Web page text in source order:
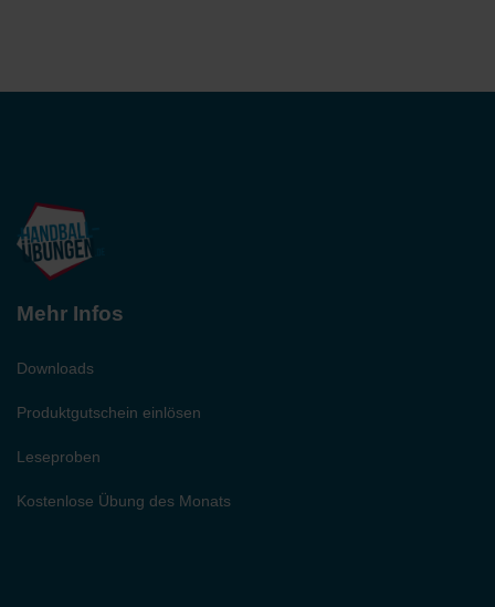
Mehr Infos
Downloads
Produktgutschein einlösen
Leseproben
Kostenlose Übung des Monats